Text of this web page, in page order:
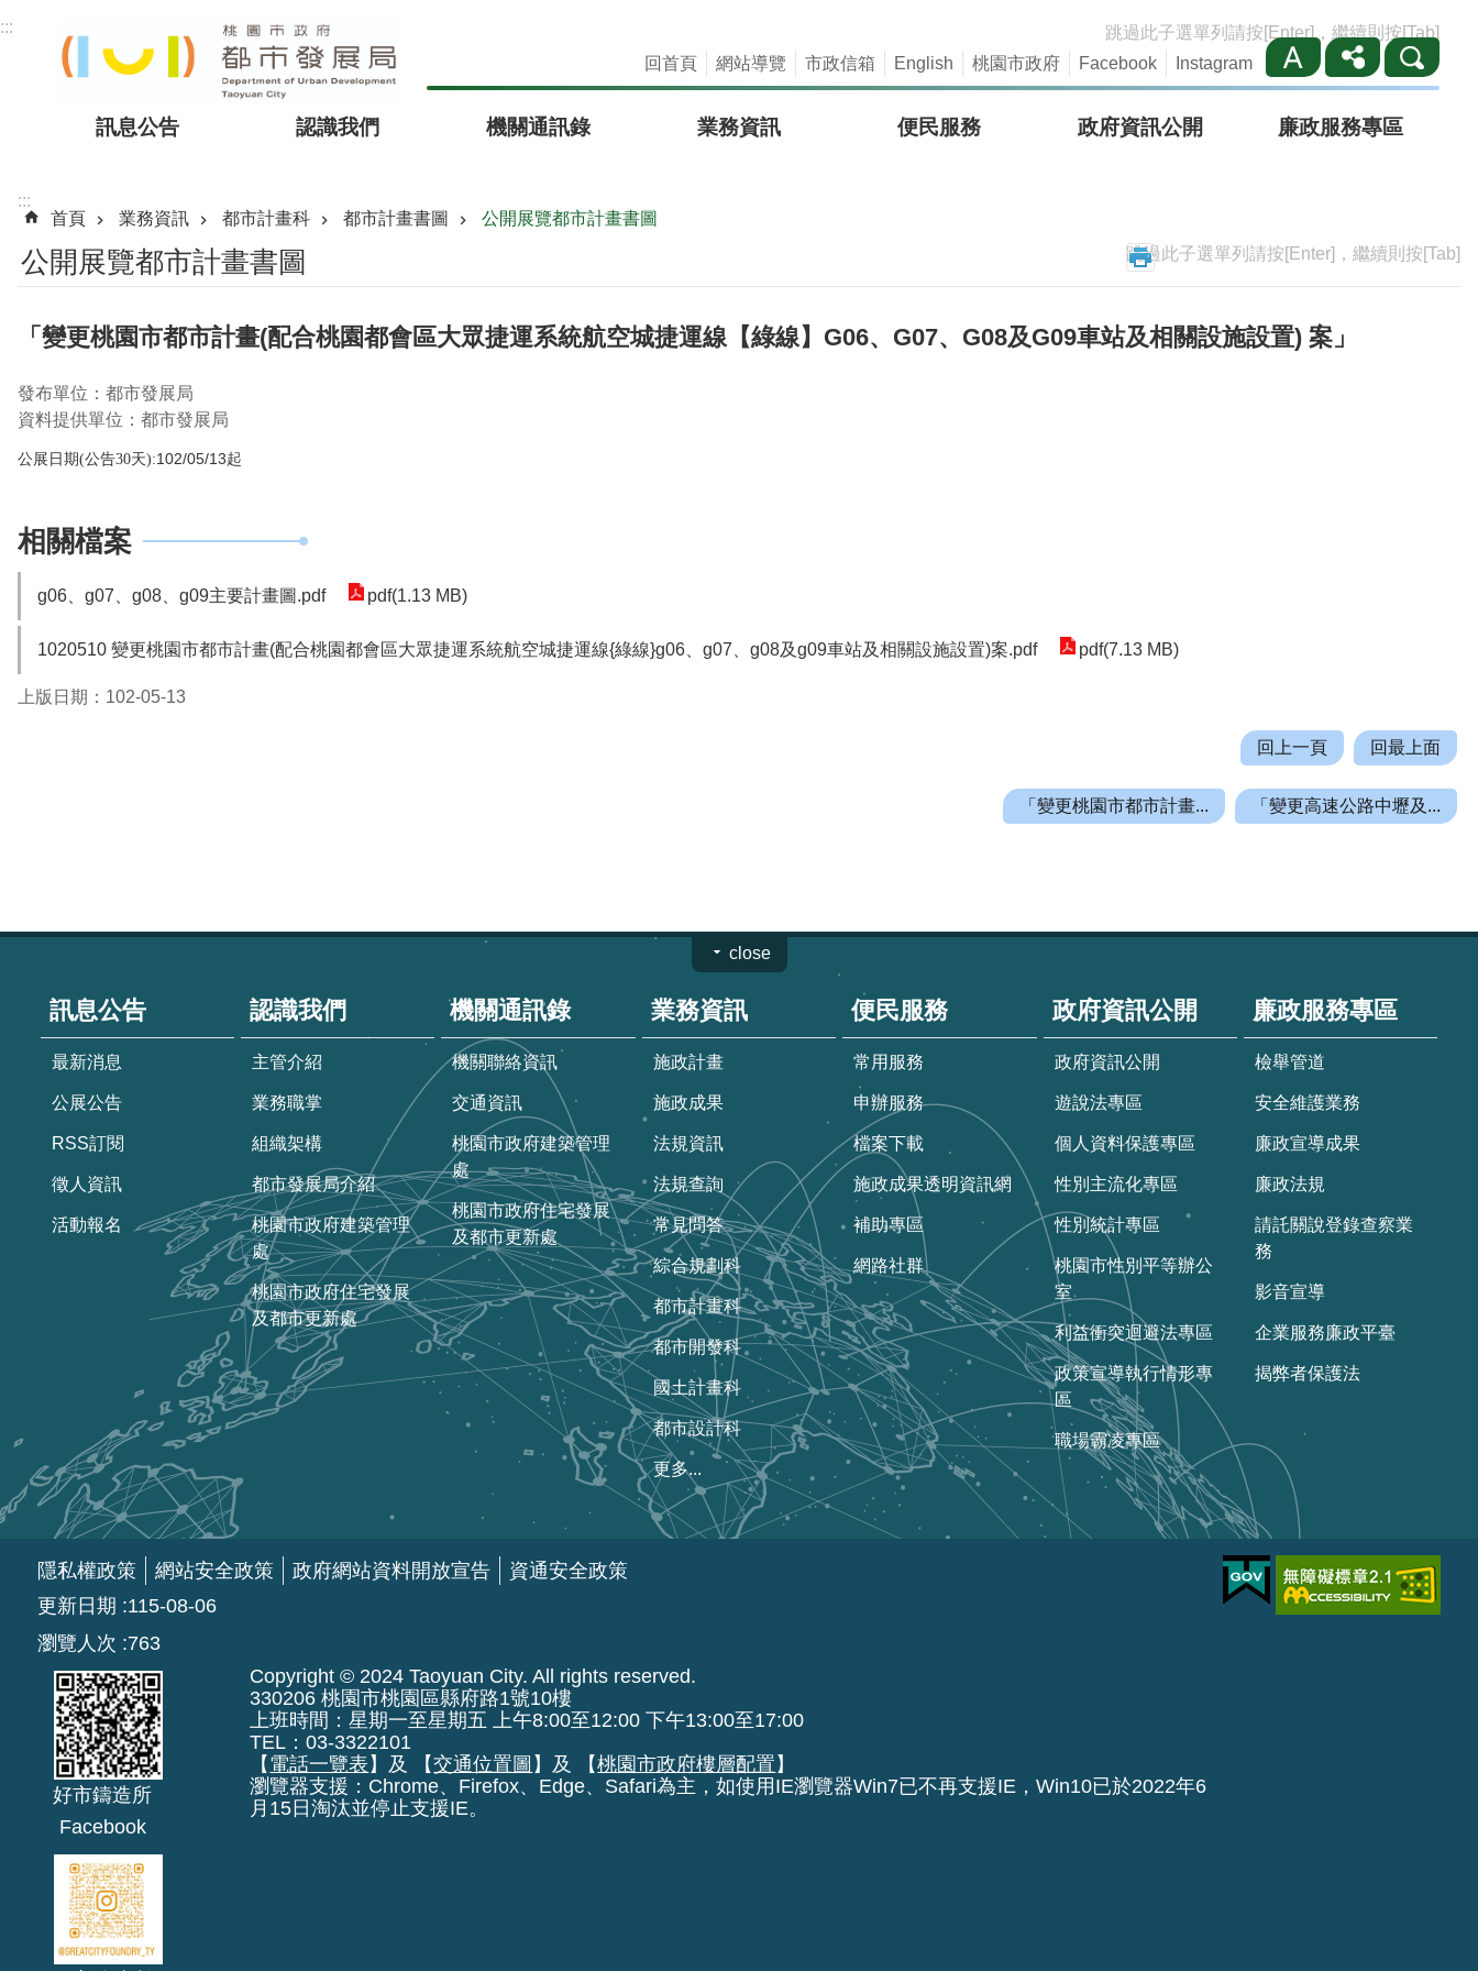
跳到主要內容區塊
:::
跳過此子選單列請按[Enter]，繼續則按[Tab]
回首頁
網站導覽 市政信箱 English 桃園市政府 Facebook Instagram
訊息公告 認識我們 機關通訊錄 業務資訊 便民服務 政府資訊公開 廉政服務專區
:::
首頁
業務資訊 都市計畫科 都市計畫書圖 公開展覽都市計畫書圖
公開展覽都市計畫書圖 跳過此子選單列請按[Enter]，繼續則按[Tab]
「變更桃園市都市計畫(配合桃園都會區大眾捷運系統航空城捷運線【綠線】G06、G07、G08及G09車站及相關設施設置) 案」
發布單位：都市發展局
資料提供單位：都市發展局
公展日期(公告30天):102/05/13起
相關檔案
g06、g07、g08、g09主要計畫圖.pdf pdf(1.13 MB)
1020510 變更桃園市都市計畫(配合桃園都會區大眾捷運系統航空城捷運線{綠線}g06、g07、g08及g09車站及相關設施設置)案.pdf pdf(7.13 MB)
上版日期：102-05-13
回上一頁 回最上面
「變更桃園市都市計畫... 「變更高速公路中壢及...
close
訊息公告
最新消息
公展公告
RSS訂閱
徵人資訊
活動報名
認識我們
主管介紹
業務職掌
組織架構
都市發展局介紹
桃園市政府建築管理
處
桃園市政府住宅發展
及都市更新處
機關通訊錄
機關聯絡資訊
交通資訊
桃園市政府建築管理
處
桃園市政府住宅發展
及都市更新處
業務資訊
施政計畫
施政成果
法規資訊
法規查詢
常見問答
綜合規劃科
都市計畫科
都市開發科
國土計畫科
都市設計科
更多...
便民服務
常用服務
申辦服務
檔案下載
施政成果透明資訊網
補助專區
網路社群
政府資訊公開
政府資訊公開
遊說法專區
個人資料保護專區
性別主流化專區
性別統計專區
桃園市性別平等辦公
室
利益衝突迴避法專區
政策宣導執行情形專
區
職場霸凌專區
廉政服務專區
檢舉管道
安全維護業務
廉政宣導成果
廉政法規
請託關說登錄查察業
務
影音宣導
企業服務廉政平臺
揭弊者保護法
隱私權政策 網站安全政策 政府網站資料開放宣告
資通安全政策
更新日期
115-08-06
瀏覽人次
763
好市鑄造所
Facebook
Copyright © 2024 Taoyuan City. All rights reserved.
330206 桃園市桃園區縣府路1號10樓
上班時間：星期一至星期五 上午8:00至12:00 下午13:00至17:00
TEL：03-3322101
【 電話一覽表 】及 【交通位置圖 】及 【桃園市政府樓層配置 】
瀏覽器支援：Chrome、Firefox、Edge、Safari為主，如使用IE瀏覽器Win7已不再支援IE，Win10已於2022年6
月15日淘汰並停止支援IE。